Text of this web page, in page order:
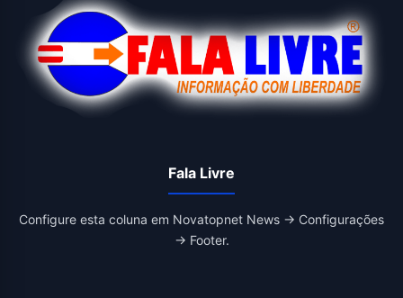
Fala Livre
Configure esta coluna em Novatopnet News → Configurações
→ Footer.